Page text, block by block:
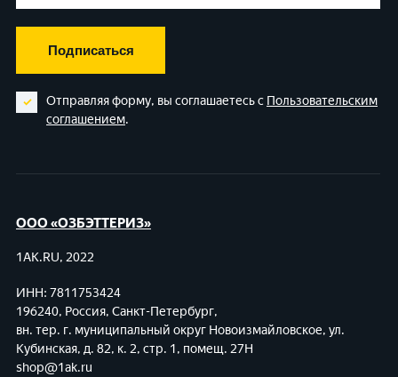
Подписаться
Отправляя форму, вы соглашаетесь с Пользовательским
соглашением.
ООО «ОЗБЭТТЕРИЗ»
1AK.RU, 2022
ИНН: 7811753424
196240, Россия, Санкт-Петербург,
вн. тер. г. муниципальный округ Новоизмайловское, ул.
Кубинская, д. 82, к. 2, стр. 1, помещ. 27Н
shop@1ak.ru